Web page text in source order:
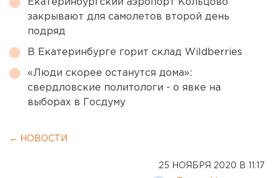
Екатеринбургский аэропорт Кольцово
закрывают для самолетов второй день
подряд
В Екатеринбурге горит склад Wildberries
«Люди скорее останутся дома»:
свердловские политологи - о явке на
выборах в Госдуму
← НОВОСТИ
25 НОЯБРЯ 2020 В 11:17